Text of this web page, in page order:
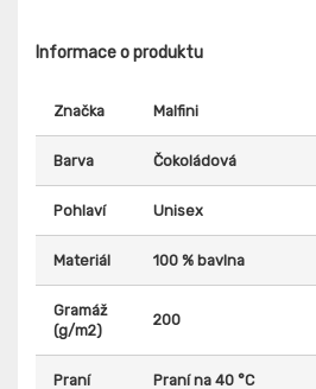
Informace o produktu
Značka Malfini
Barva Čokoládová
Pohlaví Unisex
Materiál 100 % bavlna
Gramáž
(g/m2)
200
Praní Praní na 40 °C